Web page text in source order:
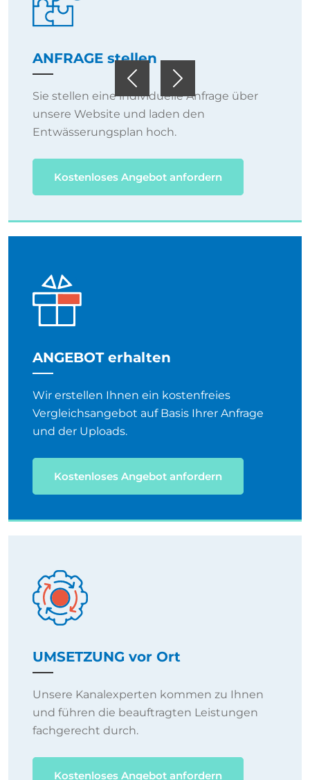
PreviousNext
ANFRAGE stellen
Sie stellen eine individuelle Anfrage über
unsere Website und laden den
Entwässerungsplan hoch.
Kostenloses Angebot anfordern
ANGEBOT erhalten
Wir erstellen Ihnen ein kostenfreies
Vergleichsangebot auf Basis Ihrer Anfrage
und der Uploads.
Kostenloses Angebot anfordern
UMSETZUNG vor Ort
Unsere Kanalexperten kommen zu Ihnen
und führen die beauftragten Leistungen
fachgerecht durch.
Kostenloses Angebot anfordern